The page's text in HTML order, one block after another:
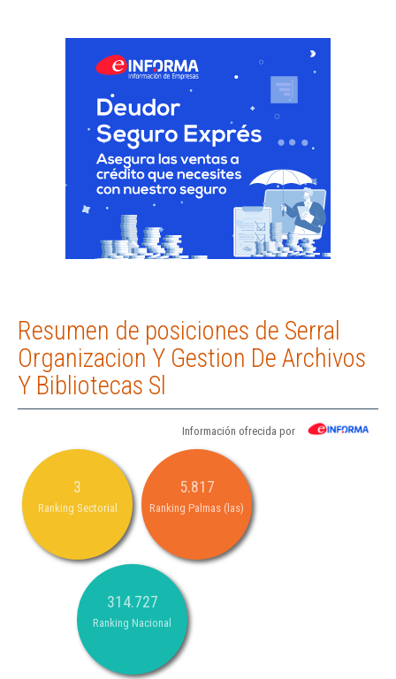
Resumen de posiciones de Serral
Organizacion Y Gestion De Archivos
Y Bibliotecas Sl
Información ofrecida por
3
Ranking Sectorial
5.817
Ranking Palmas (las)
314.727
Ranking Nacional